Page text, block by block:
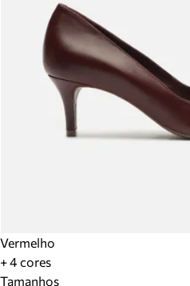
Vermelho
+ 4 cores
Tamanhos